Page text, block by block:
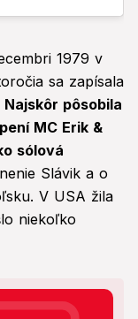
1979 v
sa zapísala
Najskôr pôsobila
MC Erik &
sólová
Slávik a o
V USA žila
niekoľko